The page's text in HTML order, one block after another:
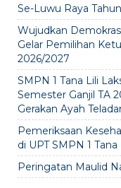
Se-Luwu Raya
Wujudkan
Gelar Pemilihan
2026/2027
SMPN 1 Tana Lili
Semester Ganjil TA
Gerakan Ayah
Pemeriksaan
di UPT SMPN 1 Tana
Peringatan Maulid